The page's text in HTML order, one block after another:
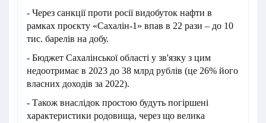
- Через санкції проти росії видобуток нафти в
рамках проєкту «Сахалін-1» впав в 22 рази – до 10
тис. барелів на добу.
- Бюджет Сахалінської області у зв'язку з цим
недоотримає в 2023 до 38 млрд рублів (це 26% його
власних доходів за 2022).
- Також внаслідок простою будуть погіршені
характеристики родовища, через що велика